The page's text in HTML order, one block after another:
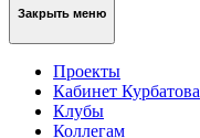
Закрыть меню
Проекты
Кабинет Курбатова
Клубы
Коллегам